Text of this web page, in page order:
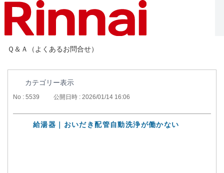
Ｑ＆Ａ（よくあるお問合せ）
カテゴリー表示
No : 5539 公開日時 : 2026/01/14 16:06
給湯器｜おいだき配管自動洗浄が働かない